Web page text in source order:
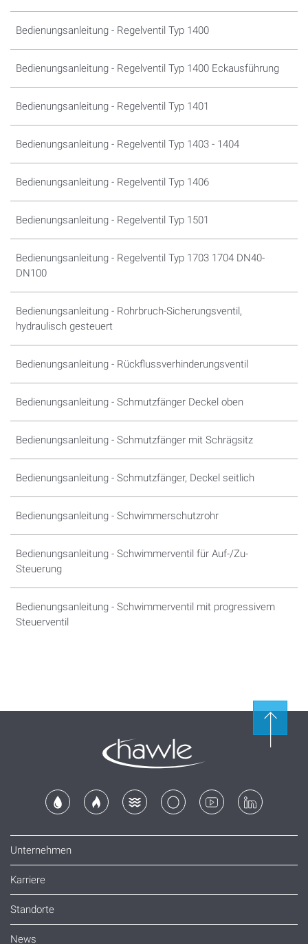
Bedienungsanleitung - Regelventil Typ 1400
Bedienungsanleitung - Regelventil Typ 1400 Eckausführung
Bedienungsanleitung - Regelventil Typ 1401
Bedienungsanleitung - Regelventil Typ 1403 - 1404
Bedienungsanleitung - Regelventil Typ 1406
Bedienungsanleitung - Regelventil Typ 1501
Bedienungsanleitung - Regelventil Typ 1703 1704 DN40-
DN100
Bedienungsanleitung - Rohrbruch-Sicherungsventil,
hydraulisch gesteuert
Bedienungsanleitung - Rückflussverhinderungsventil
Bedienungsanleitung - Schmutzfänger Deckel oben
Bedienungsanleitung - Schmutzfänger mit Schrägsitz
Bedienungsanleitung - Schmutzfänger, Deckel seitlich
Bedienungsanleitung - Schwimmerschutzrohr
Bedienungsanleitung - Schwimmerventil für Auf-/Zu-
Steuerung
Bedienungsanleitung - Schwimmerventil mit progressivem
Steuerventil
Unternehmen
Karriere
Standorte
News